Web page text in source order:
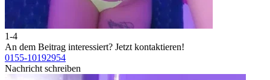
1-4
An dem Beitrag interessiert? Jetzt kontaktieren!
0155-10192954
Nachricht schreiben